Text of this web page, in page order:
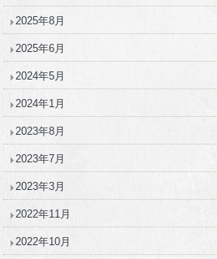
2025年8月
2025年6月
2024年5月
2024年1月
2023年8月
2023年7月
2023年3月
2022年11月
2022年10月